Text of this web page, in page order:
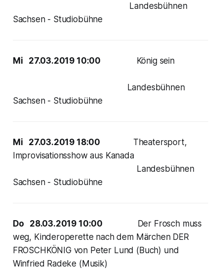
Landesbühnen
Sachsen - Studiobühne
Mi 27.03.2019 10:00 König sein
Landesbühnen
Sachsen - Studiobühne
Mi 27.03.2019 18:00
Theatersport,
Improvisationsshow aus Kanada
Landesbühnen
Sachsen - Studiobühne
Do 28.03.2019 10:00
Der Frosch muss
weg, Kinderoperette nach dem Märchen DER
FROSCHKÖNIG von Peter Lund (Buch) und
Winfried Radeke (Musik)